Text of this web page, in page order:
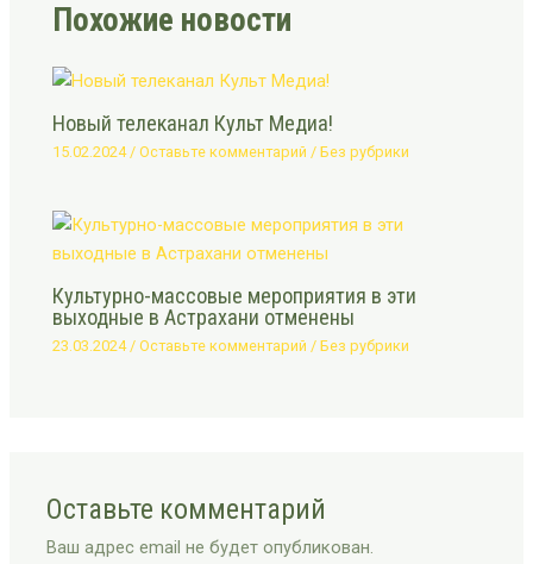
Похожие новости
Новый телеканал Культ Медиа!
15.02.2024/Оставьте комментарий /Без рубрики
Культурно-массовые мероприятия в эти
выходные в Астрахани отменены
23.03.2024 /Оставьте комментарий /Без рубрики
Оставьте комментарий
Ваш адрес email не будет опубликован.